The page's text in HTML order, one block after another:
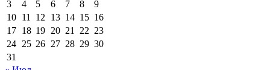
3
4 5 6 7 8
9
10 11 12 13 14 15 16
17 18 19 20 21 22 23
24 25 26 27 28 29 30
31